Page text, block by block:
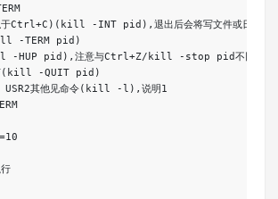
于Ctrl+C)(kill -INT pid),退出后会将写文件或日志(
-TERM pid)
-HUP pid),注意与Ctrl+Z/kill -stop pid不同
-QUIT pid)
USR2其他见命令(kill -l),说明1